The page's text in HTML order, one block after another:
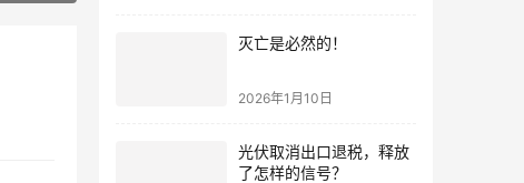
灭亡是必然的！
2026年1月10日
光伏取消出口退税，释放
了怎样的信号？